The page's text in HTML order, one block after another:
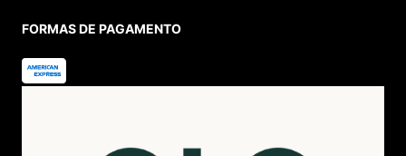
FORMAS DE PAGAMENTO